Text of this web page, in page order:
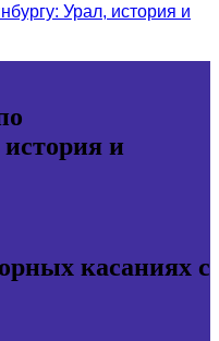
Урал, история и
и
касаниях с